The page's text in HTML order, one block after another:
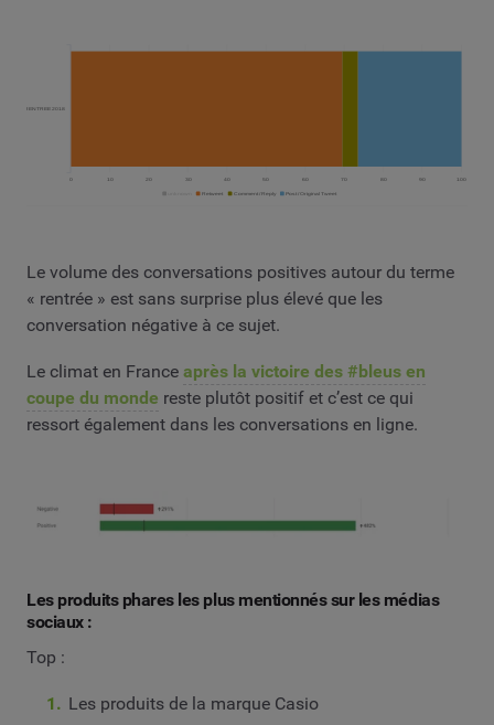
Le volume des conversations positives autour du terme
« rentrée » est sans surprise plus élevé que les
conversation négative à ce sujet.
Le climat en France après la victoire des #bleus en
coupe du monde reste plutôt positif et c’est ce qui
ressort également dans les conversations en ligne.
Les produits phares les plus mentionnés sur les médias
sociaux :
Top :
Les produits de la marque Casio